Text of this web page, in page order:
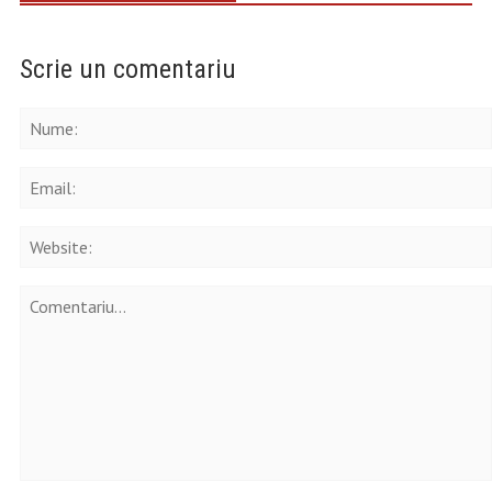
Scrie un comentariu